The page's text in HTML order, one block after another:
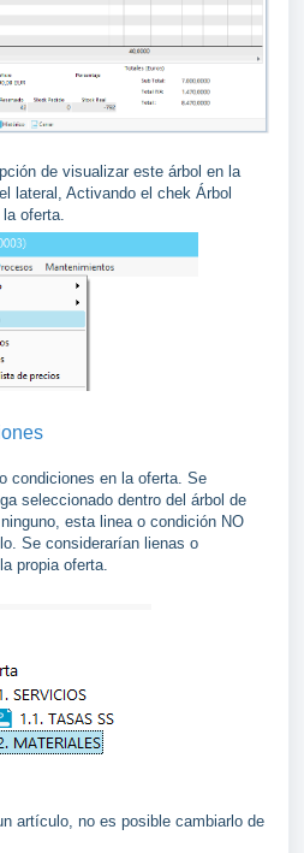
de visualizar este árbol en la
lateral, Activando el chek Árbol
oferta.
condiciones en la oferta. Se
seleccionado dentro del árbol de
esta linea o condición NO
Se considerarían lienas o
propia oferta.
artículo, no es posible cambiarlo de